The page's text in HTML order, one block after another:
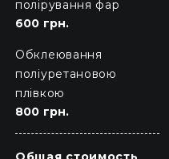
полірування фар
600 грн.
Обклеювання
поліуретановою
плівкою
800 грн.